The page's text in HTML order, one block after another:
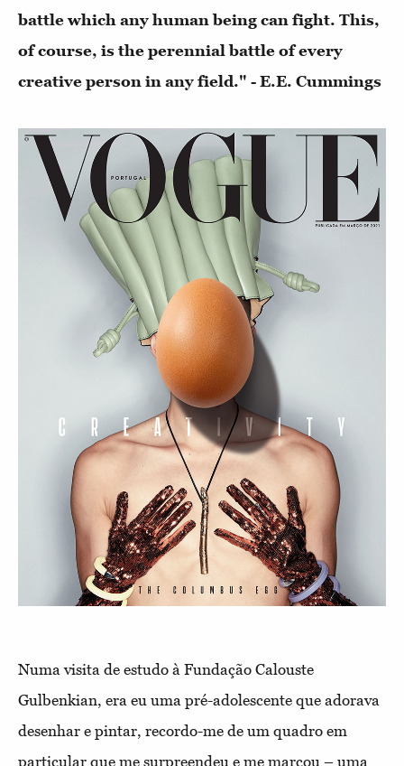
battle which any human being can fight. This,
of course, is the perennial battle of every
creative person in any field." - E.E. Cummings
Numa visita de estudo à Fundação Calouste
Gulbenkian, era eu uma pré-adolescente que adorava
desenhar e pintar, recordo-me de um quadro em
particular que me surpreendeu e me marcou – uma